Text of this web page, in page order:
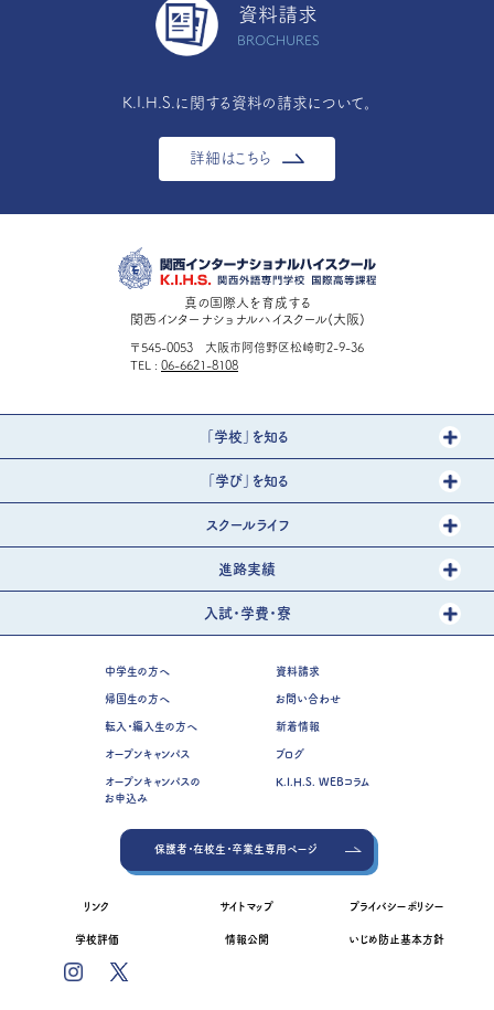
資料請求
BROCHURES
K.I.H.S.に関する資料の請求について。
詳細はこちら
真の国際人を育成する
関西インターナショナルハイスクール(大阪)
〒545-0053 大阪市阿倍野区松崎町2-9-36
TEL
06-6621-8108
「学校」を知る
「学び」を知る
スクールライフ
進路実績
入試・学費・寮
中学生の方へ
帰国生の方へ
転入・編入生の方へ
オープンキャンパス
オープンキャンパスの
お申込み
資料請求
お問い合わせ
新着情報
ブログ
K.I.H.S. WEBコラム
保護者・在校生・卒業生専用ページ
リンク サイトマップ プライバシーポリシー
学校評価 情報公開 いじめ防止基本方針